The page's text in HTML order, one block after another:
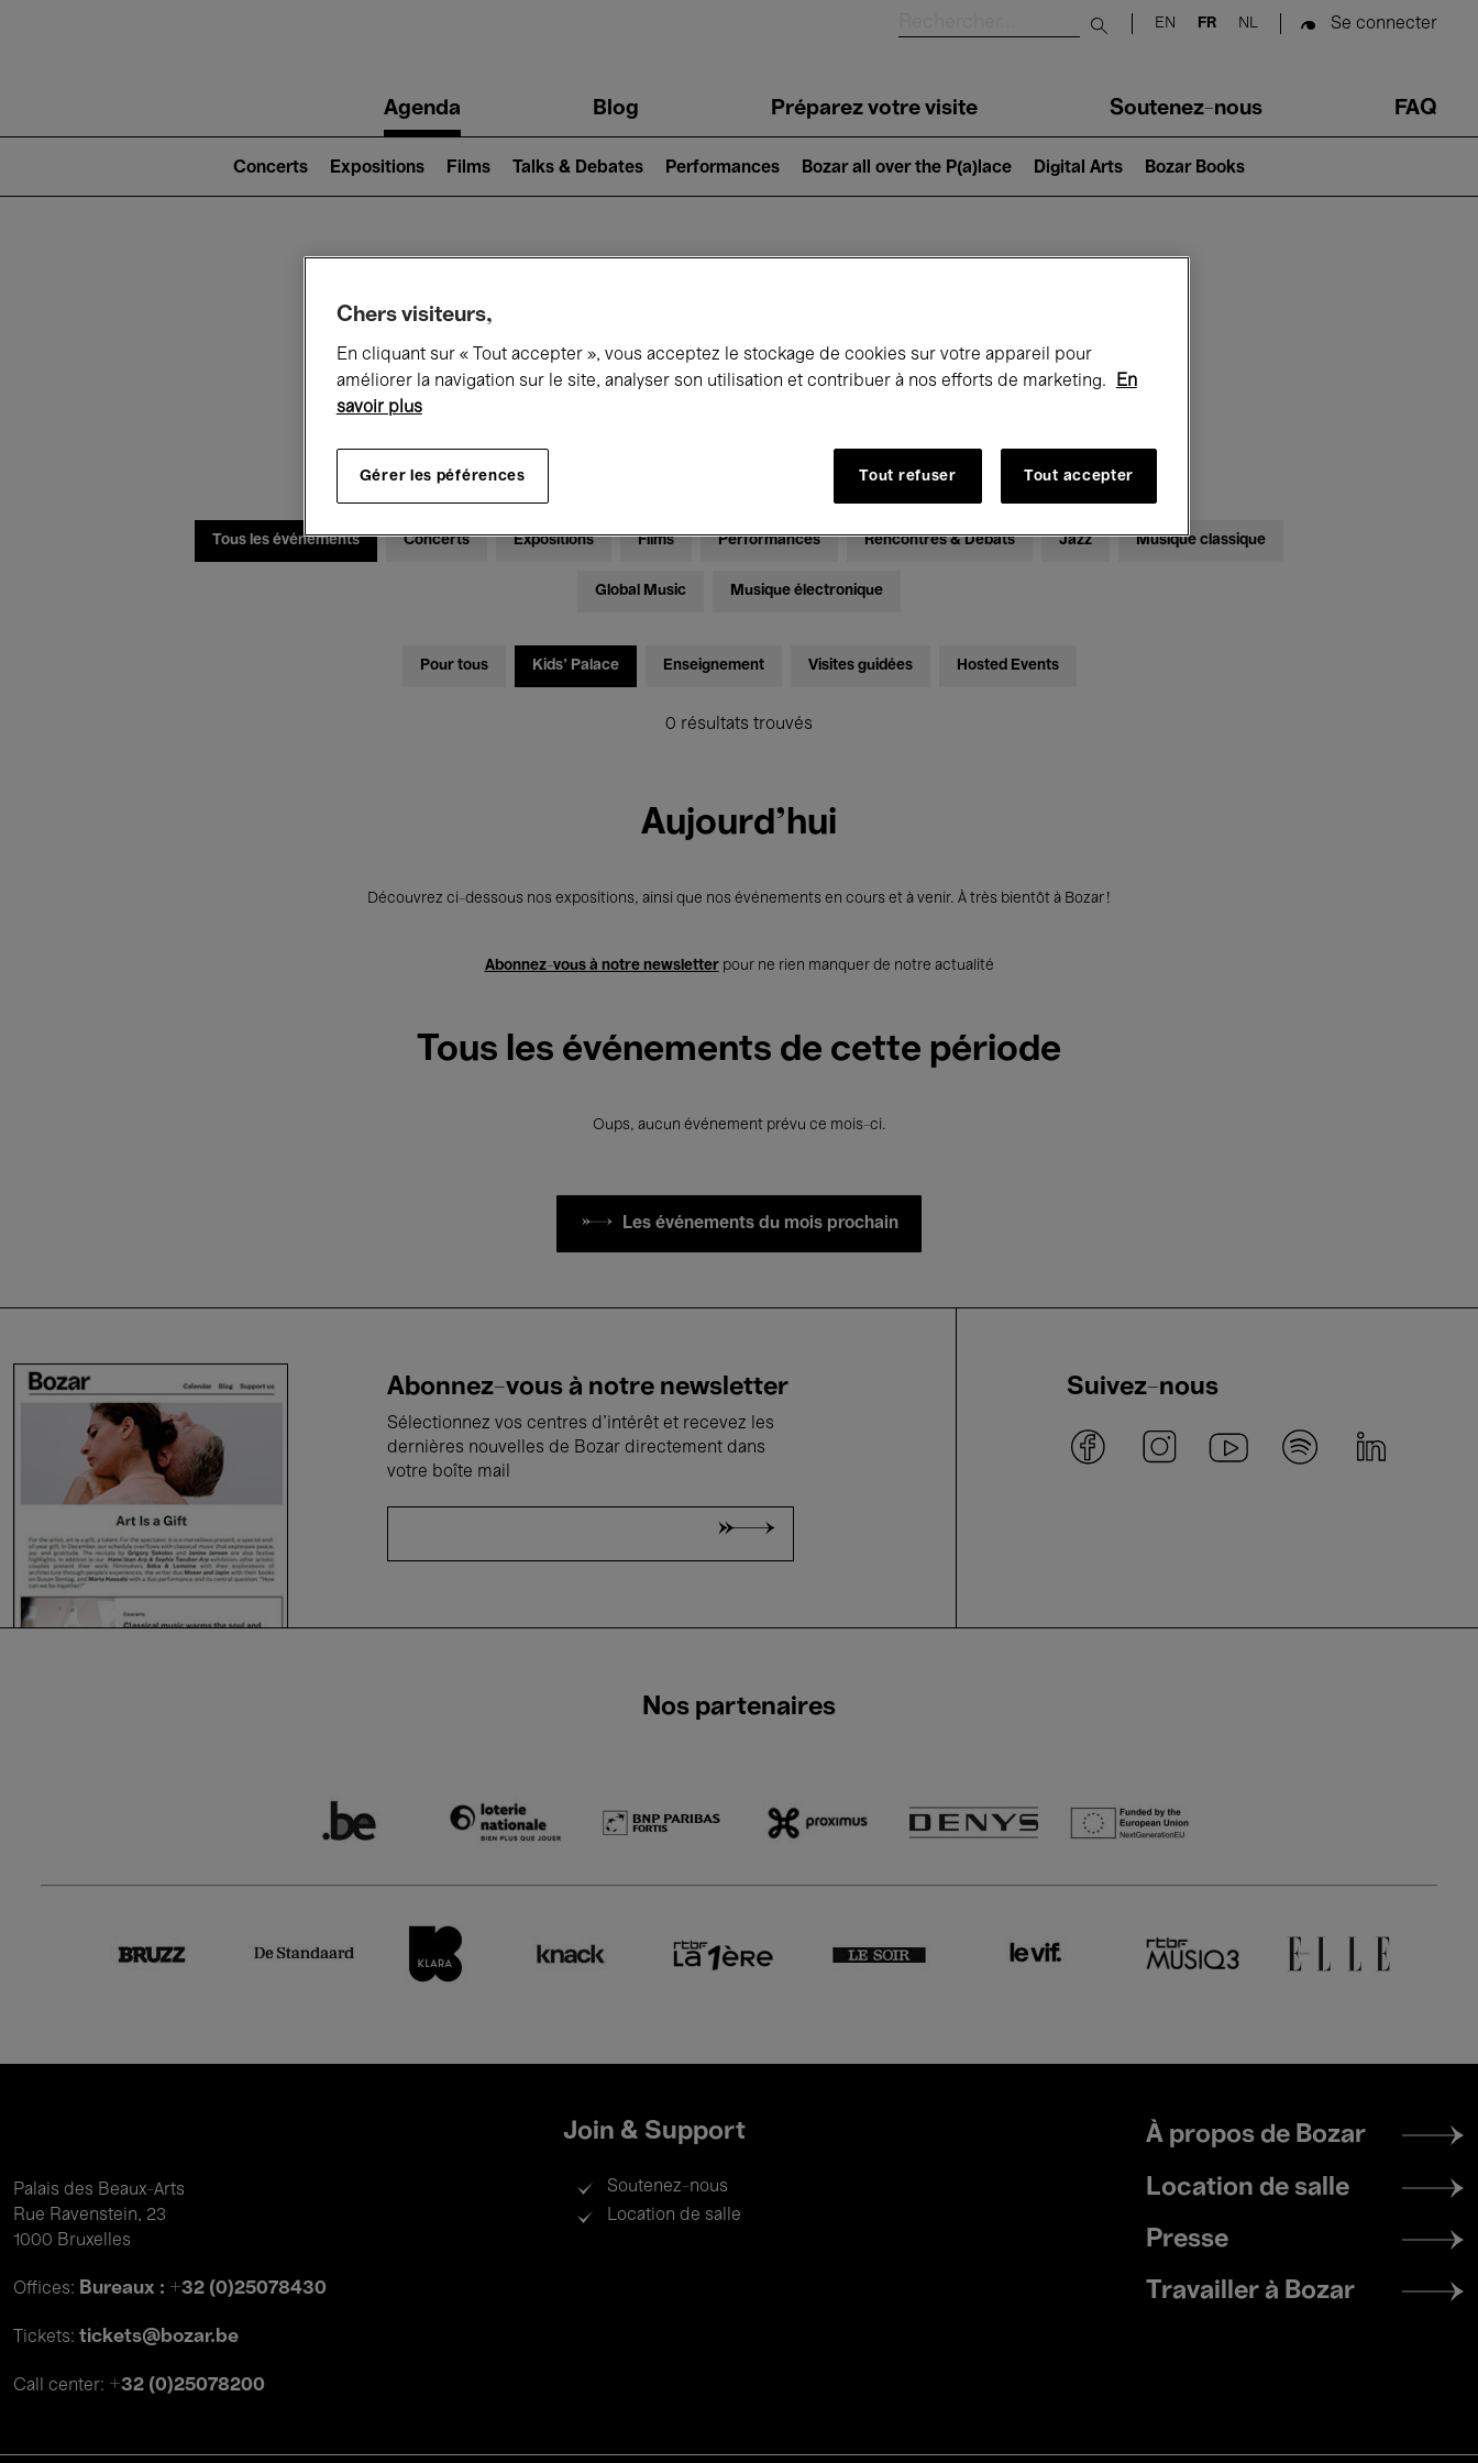
Submit search
EN FR NL Se connecter
navigationAgenda Blog Préparez votre visite Soutenez-nous FAQ
2)
Concerts Expositions Films Talks & Debates Performances Bozar all over the P(a)lace Digital Arts Bozar Books
Ce qui se passe à Bozar
Samedi 01 - Lundi 31 Août 2026
Tous les événements Concerts Expositions Films Performances Rencontres & Débats Jazz Musique classique
Global Music Musique électronique
Pour tous Kids’ Palace Enseignement Visites guidées Hosted Events
0 résultats trouvés
Aujourd'hui
Découvrez ci-dessous nos expositions, ainsi que nos événements en cours et à venir. À très bientôt à Bozar !
Abonnez-vous à notre newsletterpour ne rien manquer de notre actualité
Tous les événements de cette période
Oups, aucun événement prévu ce mois-ci.
Les événements du mois prochain
Abonnez-vous à notre newsletter
Sélectionnez vos centres d'intérêt et recevez les
dernières nouvelles de Bozar directement dans
votre boîte mail
Suivez-nous
Nos partenaires
Palais des Beaux-Arts
Rue Ravenstein, 23
1000 Bruxelles
Offices: Bureaux : +32 (0)25078430
Tickets: tickets@bozar.be
Call center: +32 (0)25078200
Join & Support
Soutenez-nous
Location de salle
Footer
menu
À propos de Bozar
Location de salle
Presse
Travailler à Bozar
Chers visiteurs,
En cliquant sur « Tout accepter », vous acceptez le stockage de cookies sur votre appareil pour
améliorer la navigation sur le site, analyser son utilisation et contribuer à nos efforts de marketing.
En
savoir plus
Gérer les péférences Tout refuser Tout accepter